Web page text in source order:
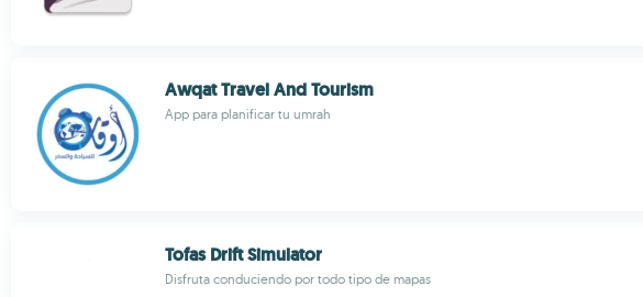
Awqat Travel And Tourism
App para planificar tu umrah
Tofas Drift Simulator
Disfruta conduciendo por todo tipo de mapas